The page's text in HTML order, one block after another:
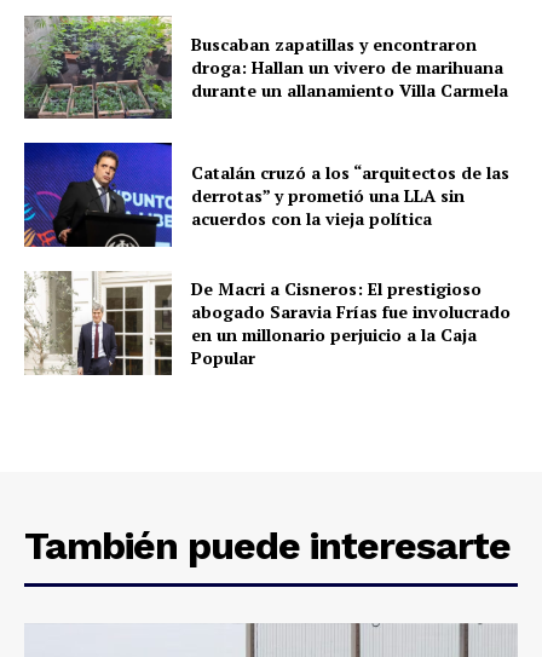
Buscaban zapatillas y encontraron
droga: Hallan un vivero de marihuana
durante un allanamiento Villa Carmela
Catalán cruzó a los “arquitectos de las
derrotas” y prometió una LLA sin
acuerdos con la vieja política
De Macri a Cisneros: El prestigioso
abogado Saravia Frías fue involucrado
en un millonario perjuicio a la Caja
Popular
También puede interesarte